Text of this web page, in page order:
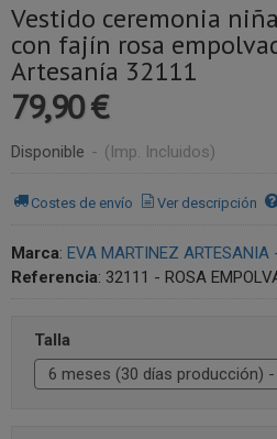
Vestido ceremonia
con fajín rosa
Artesanía 32111
79,90 €
Disponible - (Imp. Incluidos)
Costes de envío Ver descripción
Marca: EVA MARTINEZ ARTESANIA
Referencia: 32111 - ROSA
Talla